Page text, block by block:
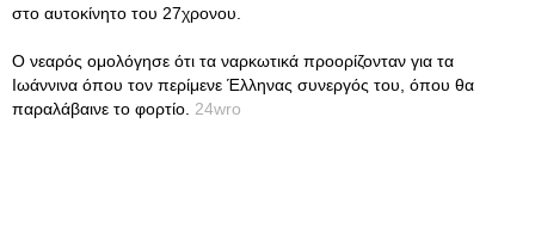
στο αυτοκίνητο του 27χρονου.
Ο νεαρός ομολόγησε ότι τα ναρκωτικά προορίζονταν για τα
Ιωάννινα όπου τον περίμενε Έλληνας συνεργός του, όπου θα
παραλάβαινε το φορτίο. 24wro